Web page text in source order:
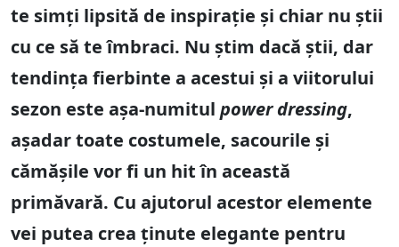
te simți lipsită de inspirație și chiar nu știi
cu ce să te îmbraci. Nu știm dacă știi, dar
tendința fierbinte a acestui și a viitorului
sezon este așa-numitul power dressing,
așadar toate costumele, sacourile și
cămășile vor fi un hit în această
primăvară. Cu ajutorul acestor elemente
vei putea crea ținute elegante pentru